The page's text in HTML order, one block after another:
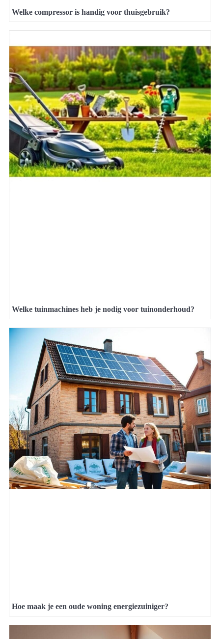
Welke compressor is handig voor thuisgebruik?
Welke tuinmachines heb je nodig voor tuinonderhoud?
Hoe maak je een oude woning energiezuiniger?